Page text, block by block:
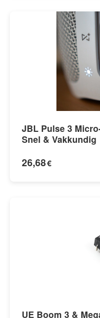
JBL Pulse 3
Snel & Vakkundig
26,68€
UE Boom 3 &